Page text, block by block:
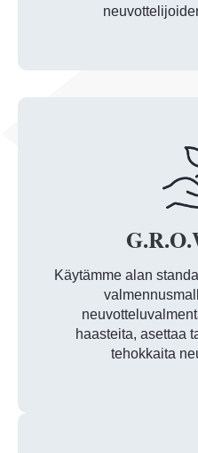
Käytämme alan
haasteita, asettaa
tehokkaita